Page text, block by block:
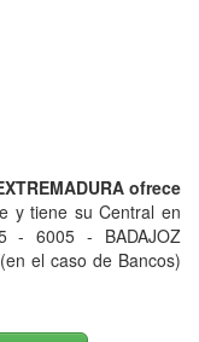
ofrece
y tiene su Central en
- 6005 - BADAJOZ
el caso de Bancos)